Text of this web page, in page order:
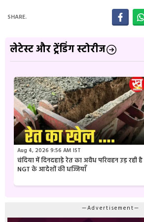
SHARE.
लेटेस्ट और ट्रेंडिंग स्टोरीज
Aug 4, 2026 9:56 AM IST
चंदिया में दिनदहाड़े रेत का अवैध परिवहन उड़ रही है
NGT के आदेशों की धज्जियाँ
—Advertisement—